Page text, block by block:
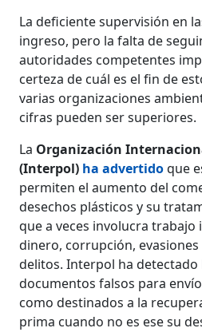
La deficiente supervisión en
ingreso, pero la falta de
autoridades competentes
certeza de cuál es el fin de
varias organizaciones
cifras pueden ser superiores.
La Organización
(Interpol) ha advertidoque
permiten el aumento del
desechos plásticos y su
que a veces involucra trabajo
dinero, corrupción,
delitos. Interpol ha detectado
documentos falsos para
como destinados a la
prima cuando no es ese su